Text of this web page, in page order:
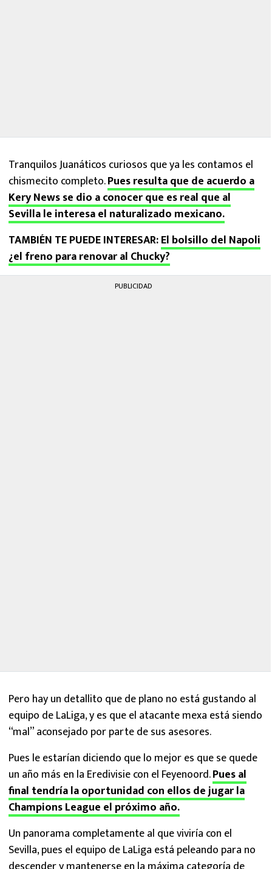
Tranquilos Juanáticos curiosos que ya les contamos el
chismecito completo.Pues resulta que de acuerdo a
Kery News se dio a conocer que es real que al
Sevilla le interesa el naturalizado mexicano.
TAMBIÉN TE PUEDE INTERESAR:El bolsillo del Napoli
¿el freno para renovar al Chucky?
PUBLICIDAD
Pero hay un detallito que de plano no está gustando al
equipo de LaLiga, y es que el atacante mexa está siendo
“mal” aconsejado por parte de sus asesores.
Pues le estarían diciendo que lo mejor es que se quede
un año más en la Eredivisie con el Feyenoord.Pues al
final tendría la oportunidad con ellos de jugar la
Champions League el próximo año.
Un panorama completamente al que viviría con el
Sevilla, pues el equipo de LaLiga está peleando para no